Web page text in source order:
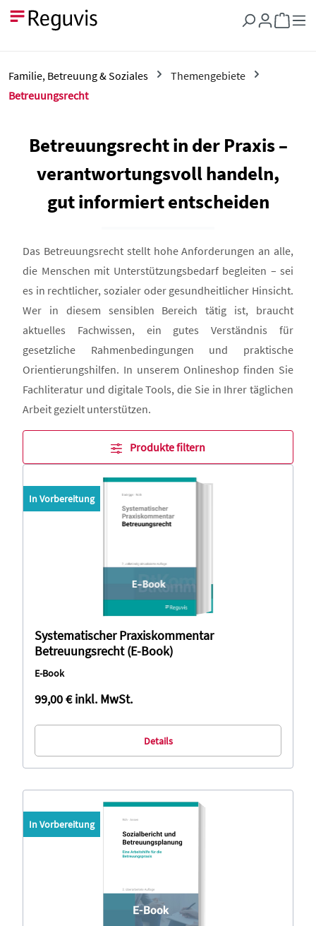
Zum Hauptinhalt springen
Familie, Betreuung & Soziales
Themengebiete
Betreuungsrecht
Betreuungsrecht in der Praxis –
verantwortungsvoll handeln,
gut informiert entscheiden
Das Betreuungsrecht stellt hohe Anforderungen an alle,
die Menschen mit Unterstützungsbedarf begleiten – sei
es in rechtlicher, sozialer oder gesundheitlicher Hinsicht.
Wer in diesem sensiblen Bereich tätig ist, braucht
aktuelles Fachwissen, ein gutes Verständnis für
gesetzliche Rahmenbedingungen und praktische
Orientierungshilfen. In unserem Onlineshop finden Sie
Fachliteratur und digitale Tools, die Sie in Ihrer täglichen
Arbeit gezielt unterstützen.
Produkte filtern
In Vorbereitung
Systematischer Praxiskommentar
Betreuungsrecht (E-Book)
E-Book
99,00 €inkl. MwSt.
Details
In Vorbereitung